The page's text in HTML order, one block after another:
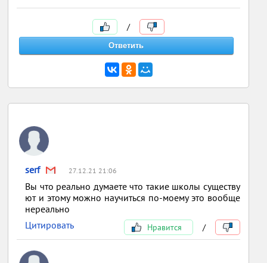
/
serf 27.12.21 21:06
Вы что реально думаете что такие школы существу
ют и этому можно научиться по-моему это вообще
нереально
Цитировать
Нравится /